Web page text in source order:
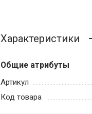
Характеристики
Общие атрибуты
Артикул
Код товара